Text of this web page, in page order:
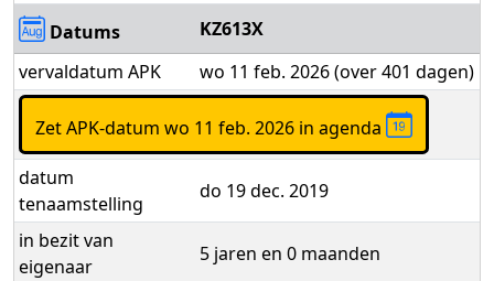
Datums
KZ613X
vervaldatum APK
wo 11 feb. 2026 (over 401 dagen)
Zet APK-datum wo 11 feb. 2026 in agenda
datum
tenaamstelling
do 19 dec. 2019
in bezit van
eigenaar
5 jaren en 0 maanden